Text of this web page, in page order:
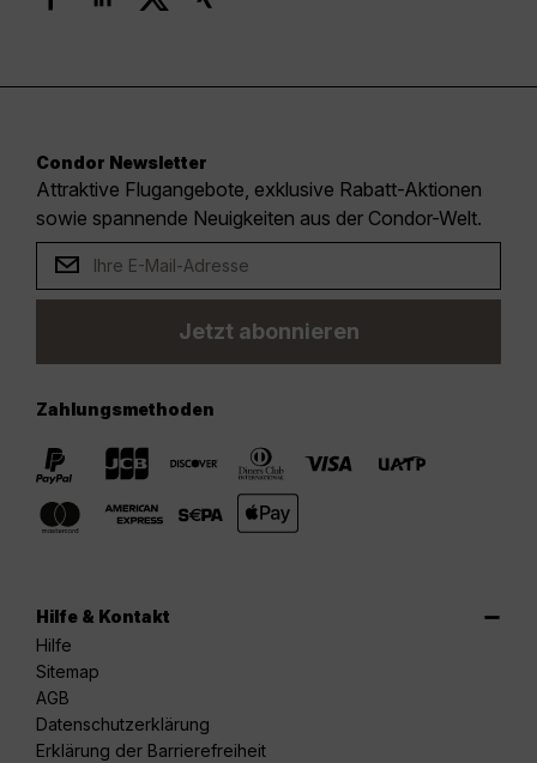
Condor Newsletter
Attraktive Flugangebote, exklusive Rabatt-Aktionen
sowie spannende Neuigkeiten aus der Condor-Welt.
Jetzt abonnieren
Zahlungsmethoden
Hilfe & Kontakt
Hilfe
Sitemap
AGB
Datenschutzerklärung
Erklärung der Barrierefreiheit